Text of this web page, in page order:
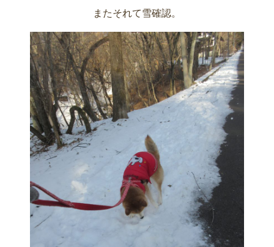
またそれて雪確認。